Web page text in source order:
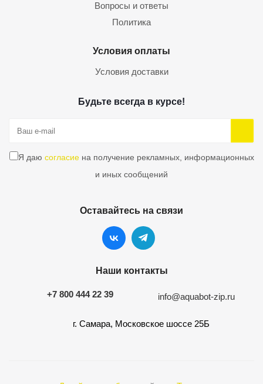
Вопросы и ответы
Политика
Условия оплаты
Условия доставки
Будьте всегда в курсе!
Я даю согласиена получение рекламных, информационных
и иных сообщений
Оставайтесь на связи
Наши контакты
+7 800 444 22 39 info@aquabot-zip.ru
г. Самара, Московское шоссе 25Б